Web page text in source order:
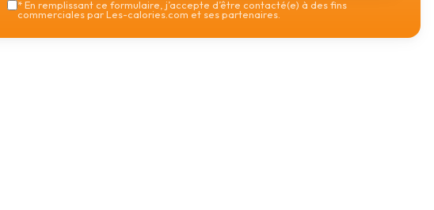
*En remplissant ce formulaire, j’accepte d’être contacté(e) à des fins
commerciales par Les-calories.com et ses partenaires.